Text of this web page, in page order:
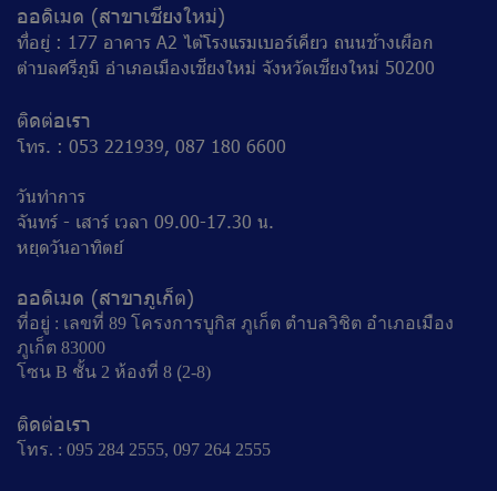
ออดิเมด (สาขาเชียงใหม่)
ที่อยู่ : 177 อาคาร A2 ไต้โรงแรมเบอร์เคียว ถนนช้างเผือก
ตำบลศรีภูมิ อำเภอเมืองเชียงใหม่ จังหวัดเชียงใหม่ 50200
ติดต่อเรา
โทร. : 053 221939, 087 180 6600
วันทำการ
จันทร์ - เสาร์ เวลา 09.00-17.30 น.
หยุดวันอาทิตย์
ออดิเมด (สาขาภูเก็ต)
ที่อยู่ : เลขที่ 89 โครงการบูกิส ภูเก็ต ตำบลวิชิต อำเภอเมือง
ภูเก็ต 83000
โซน B ชั้น 2 ห้องที่ 8 (ฺ2-8)
ติดต่อเรา
โทร. : 095 284 2555, 097 264 2555